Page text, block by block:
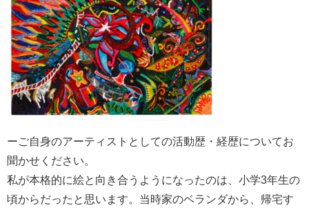
ーご自身のアーティストとしての活動歴・経歴についてお
聞かせください。
私が本格的に絵と向き合うようになったのは、小学3年生の
頃からだったと思います。当時家のベランダから、帰宅す